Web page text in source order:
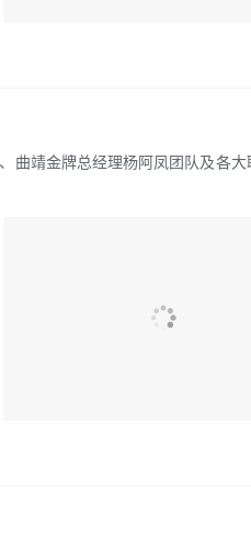
曲靖金牌总经理杨阿凤团队及各